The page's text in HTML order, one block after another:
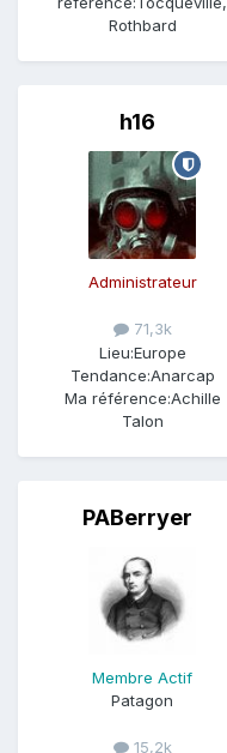
Rothbard
h16
Administrateur
71,3k
Lieu:Europe
Tendance:Anarcap
Ma référence:Achille
Talon
PABerryer
Membre Actif
Patagon
15,2k